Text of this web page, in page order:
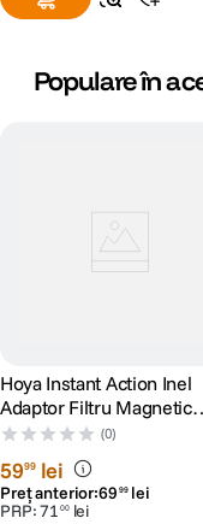
Populare în
Hoya Instant Action Inel
Adaptor Filtru Magnetic
Montare pe Obiectiv Foto
55mm
(0)
5999 lei
Preț anterior:69 99 lei
PRP:71 00 lei